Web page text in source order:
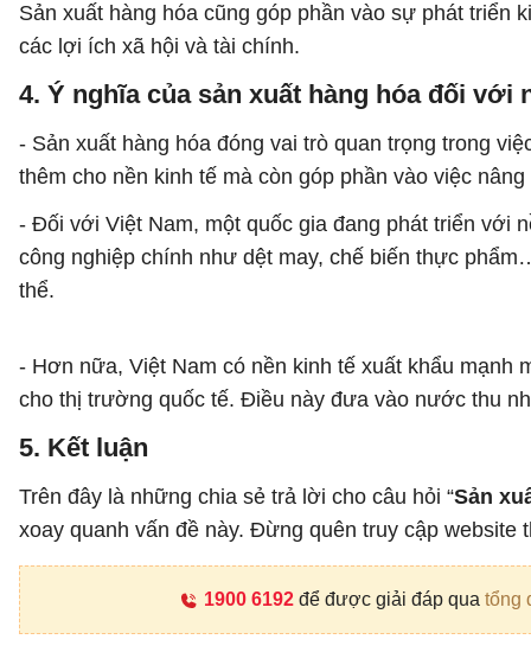
Sản xuất hàng hóa cũng góp phần vào sự phát triển
các lợi ích xã hội và tài chính.
4. Ý nghĩa của sản xuất hàng hóa đối với
- Sản xuất hàng hóa đóng vai trò quan trọng trong
thêm cho nền kinh tế mà còn góp phần vào việc
- Đối với Việt Nam, một quốc gia đang phát triển với
công nghiệp chính như dệt may, chế biến thực
thể.
- Hơn nữa, Việt Nam có nền kinh tế xuất khẩu mạnh
cho thị trường quốc tế. Điều này đưa vào nước thu
5. Kết luận
Trên đây là những chia sẻ trả lời cho câu hỏi “Sản
xoay quanh vấn đề này. Đừng quên truy cập
1900 6192để được giải đáp qua tổng